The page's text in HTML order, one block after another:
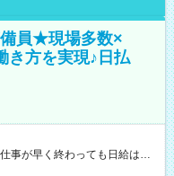
備員★現場多数×
き方を実現♪日払
事が早く終わっても日給は保
用期間なし